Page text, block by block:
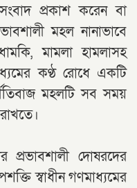
প্রকাশ করেন বা
মহল নানাভাবে
মামলা হামলাসহ
কণ্ঠ রোধে একটি
মহলটি সব সময়
দোষরদের
স্বাধীন গণমাধ্যমের